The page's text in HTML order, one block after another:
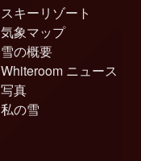
スキーリゾート
気象マップ
雪の概要
Whiteroom ニュース
写真
私の雪